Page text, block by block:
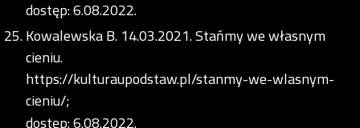
dostęp: 6.08.2022.
Kowalewska B. 14.03.2021. Stańmy we własnym
cieniu.
https://kulturaupodstaw.pl/stanmy-we-wlasnym-
cieniu/;
dostęp: 6.08.2022.